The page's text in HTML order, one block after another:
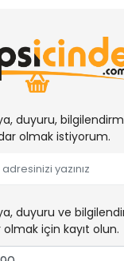
duyuru,
olmak istiyorum.
duyuru ve
için kayıt olun.